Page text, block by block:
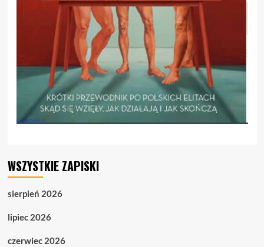
WSZYSTKIE ZAPISKI
sierpień 2026
lipiec 2026
czerwiec 2026